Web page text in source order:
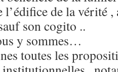
de la vérité ,
son cogito ..
y sommes…
toutes les